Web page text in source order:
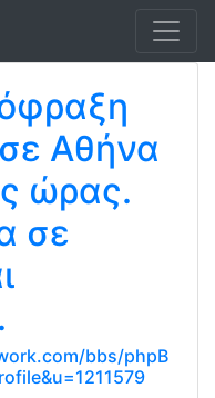
Αθήνα
ώρας.
σε
bbs/phpB